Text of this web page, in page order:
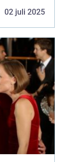
02 juli 2025